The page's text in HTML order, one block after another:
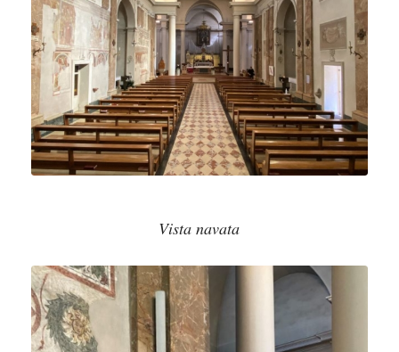
Vista navata